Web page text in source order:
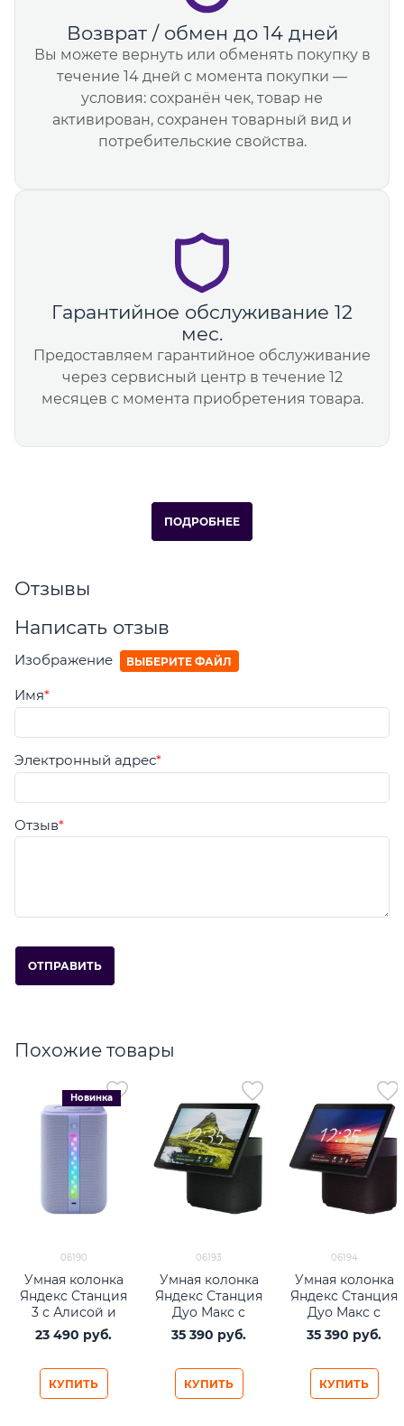
Возврат / обмен до 14 дней
Вы можете вернуть или обменять покупку в
течение 14 дней с момента покупки —
условия: сохранён чек, товар не
активирован, сохранен товарный вид и
потребительские свойства.
Гарантийное обслуживание 12
мес.
Предоставляем гарантийное обслуживание
через сервисный центр в течение 12
месяцев с момента приобретения товара.
ПОДРОБНЕЕ
Отзывы
Написать отзыв
Изображение ВЫБЕРИТЕ ФАЙЛ
Имя
Электронный адрес
Отзыв
Похожие товары
Новинка
06190
Умная колонка
Яндекс Станция
3 с Алисой и
Zigbee,
фиолетовый
23 490 руб.
КУПИТЬ
06193
Умная колонка
Яндекс Станция
Дуо Макс с
Zigbee, изумруд
35 390 руб.
КУПИТЬ
06194
Умная колонка
Яндекс Станция
Дуо Макс с
Zigbee, красный
35 390 руб.
КУПИТЬ